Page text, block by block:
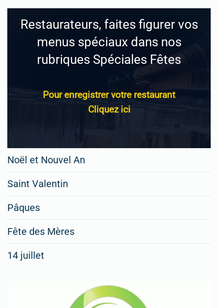
Restaurateurs, faites figurer vos
menus spéciaux dans nos
rubriques Spéciales Fêtes
Pour enregistrer votre restaurant
Cliquez ici
Noël et Nouvel An
Saint Valentin
Pâques
Fête des Mères
14 juillet